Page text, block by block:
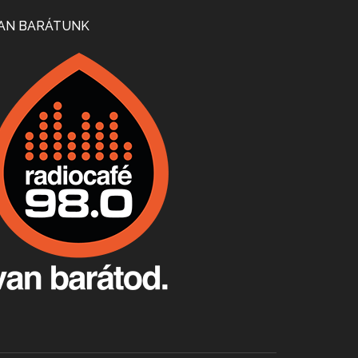
Apr 24, 2026 • 00:38:10
Villány, kékfrankos, Jackfall
Apr 17, 2026 • 00:35:38
Apr 9, 2026 • 00:37:17
BARÁTUNK